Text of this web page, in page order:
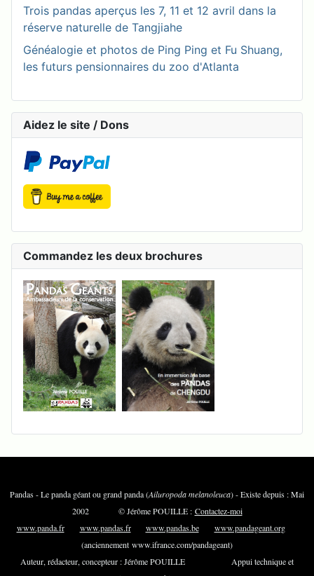
Trois pandas aperçus les 7, 11 et 12 avril dans la
réserve naturelle de Tangjiahe
Généalogie et photos de Ping Ping et Fu Shuang,
les futurs pensionnaires du zoo d'Atlanta
Aidez le site / Dons
Commandez les deux brochures
Pandas - Le panda géant ou grand panda (Ailuropoda melanoleuca) - Existe depuis : Mai
2002 © Jérôme POUILLE : Contactez-moi
www.panda.fr
www.pandas.fr www.pandas.be
www.pandageant.org
(anciennement www.ifrance.com/pandageant)
Auteur, rédacteur, concepteur : Jérôme POUILLE Appui technique et